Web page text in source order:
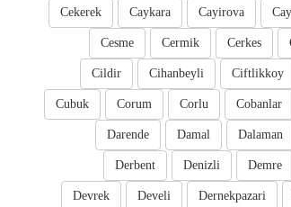
Cayirova
Caykara
Cekerek
Cerkes
Cermik
Cesme
Ciftlikkoy
Cihanbeyli
Cildir
Cobanlar
Corlu
Corum
Cubuk
Dalaman
Damal
Darende
Demre
Denizli
Derbent
Dernekpazari
Develi
Devrek